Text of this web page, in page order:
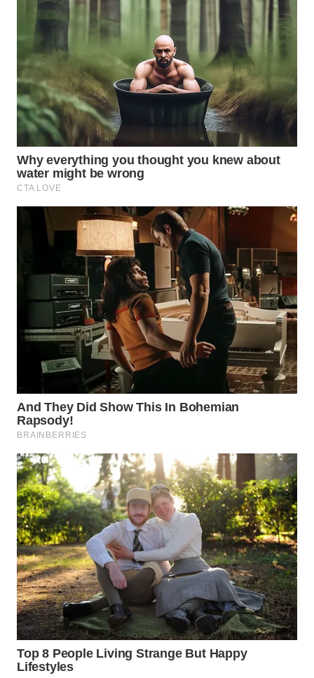
WN
NATUNA
WN
BINTAN
WN
MANDALIKA
WN
LIKUPANG
LABUANBAJO
WN
BORNEO
Wahana
Media
WAHANA
NEWS
WAHANA
TANI
WAHANA
ADVOKAT
WAHANA
INFRASTRUKTUR
WAHANA
KONSUMEN
LISTRIK